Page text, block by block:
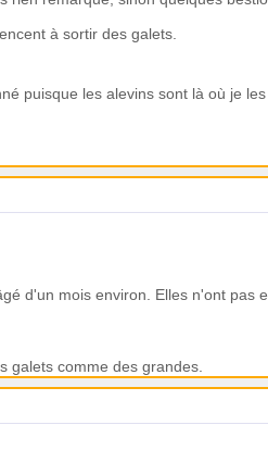
à sortir des galets.
puisque les alevins sont là où je
d'un mois environ. Elles n'ont pas
galets comme des grandes.